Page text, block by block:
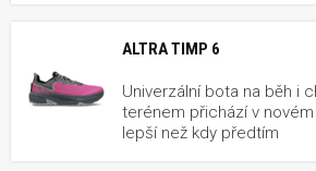
ALTRA TIMP 6
Univerzální bota na běh i
terénem přichází v novém
lepší než kdy předtím